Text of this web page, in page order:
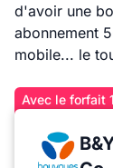
d'avoir une
abonnement
mobile... le
Avec le forfait